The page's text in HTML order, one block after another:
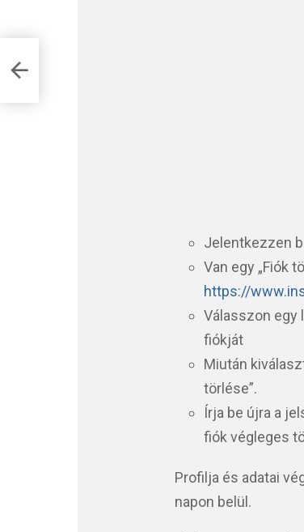
Jelentkezzen
Van egy „Fiók
https://
Válasszon egy
fiókját
Miután
törlése”.
Írja be újra a
fiók végleges
Profilja és adatai
napon belül.